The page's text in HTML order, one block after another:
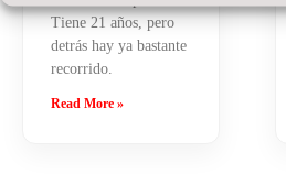
Tiene 21 años, pero
detrás hay ya bastante
recorrido.
Read More »